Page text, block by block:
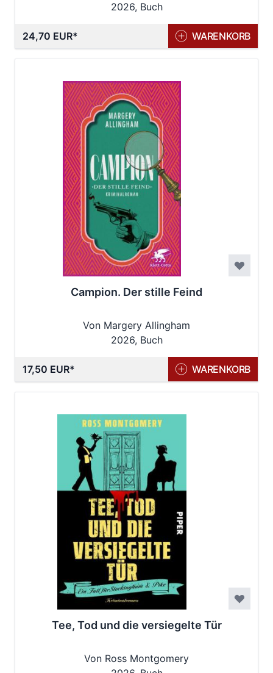
2026, Buch
24,70 EUR WARENKORB
Campion. Der stille Feind
Von Margery Allingham
2026, Buch
17,50 EUR WARENKORB
Tee, Tod und die versiegelte Tür
Von Ross Montgomery